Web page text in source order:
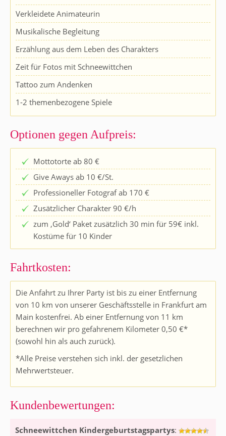
Verkleidete Animateurin
Musikalische Begleitung
Erzählung aus dem Leben des Charakters
Zeit für Fotos mit Schneewittchen
Tattoo zum Andenken
1-2 themenbezogene Spiele
Optionen gegen Aufpreis:
Mottotorte ab 80 €
Give Aways ab 10 €/St.
Professioneller Fotograf ab 170 €
Zusätzlicher Charakter 90 €/h
zum ‚Gold‘ Paket zusätzlich 30 min für 59€ inkl.
Kostüme für 10 Kinder
Fahrtkosten:
Die Anfahrt zu Ihrer Party ist bis zu einer Entfernung
von 10 km von unserer Geschäftsstelle in Frankfurt am
Main kostenfrei. Ab einer Entfernung von 11 km
berechnen wir pro gefahrenem Kilometer 0,50 €*
(sowohl hin als auch zurück).
*Alle Preise verstehen sich inkl. der gesetzlichen
Mehrwertsteuer.
Kundenbewertungen:
Schneewittchen Kindergeburtstagspartys: